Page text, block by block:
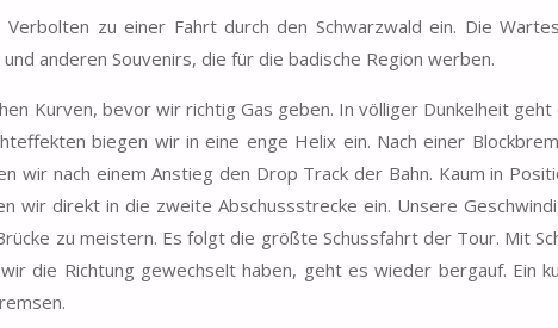
zu einer Fahrt durch den Schwarzwald ein. Die
anderen Souvenirs, die für die badische Region werben.
Kurven, bevor wir richtig Gas geben. In völliger Dunkelheit geht
biegen wir in eine enge Helix ein. Nach einer
wir nach einem Anstieg den Drop Track der Bahn. Kaum in
wir direkt in die zweite Abschussstrecke ein. Unsere
zu meistern. Es folgt die größte Schussfahrt der Tour. Mit
die Richtung gewechselt haben, geht es wieder bergauf. Ein